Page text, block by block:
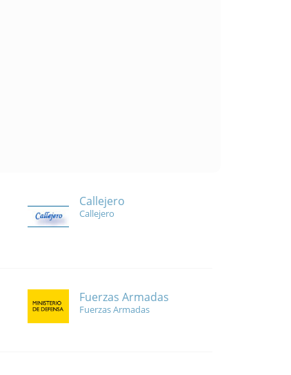
Callejero
Callejero
Fuerzas Armadas
Fuerzas Armadas